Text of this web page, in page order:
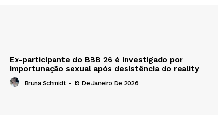
Ex-participante do BBB 26 é investigado por
importunação sexual após desistência do reality
Bruna Schmidt - 19 De Janeiro De 2026